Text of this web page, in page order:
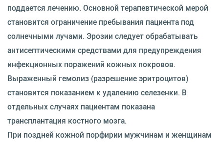
поддается лечению. Основной терапевтической мерой
становится ограничение пребывания пациента под
солнечными лучами. Эрозии следует обрабатывать
антисептическими средствами для предупреждения
инфекционных поражений кожных покровов.
Выраженный гемолиз (разрешение эритроцитов)
становится показанием к удалению селезенки. В
отдельных случаях пациентам показана
трансплантация костного мозга.
При поздней кожной порфирии мужчинам и женщинам